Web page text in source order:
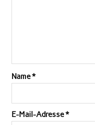
Name*
E-Mail-Adresse*